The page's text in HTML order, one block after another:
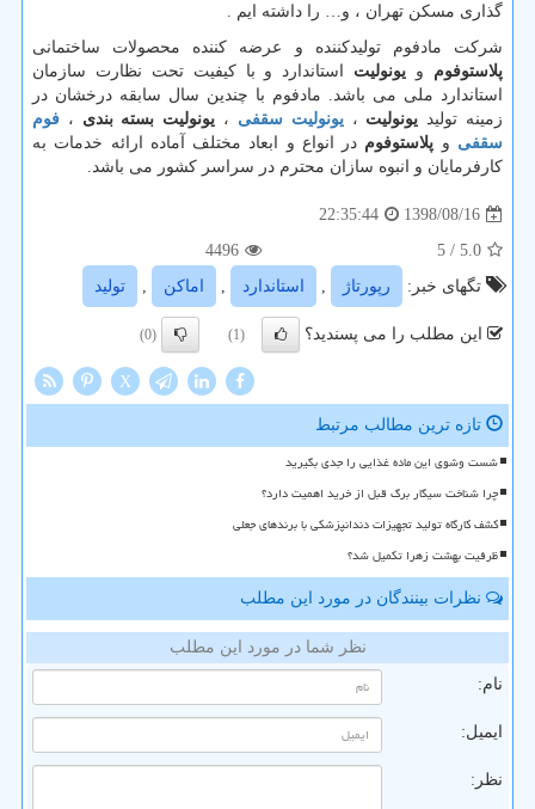
گذاری مسكن تهران ، و
را داشته ایم .
شرکت مادفوم تولیدکننده و عرضه کننده محصولات ساختمانی
پلاستوفوم و یونولیت استاندارد و با کیفیت تحت نظارت سازمان
استاندارد ملی می باشد. مادفوم با چندین سال سابقه درخشان در
زمینه تولید یونولیت ،یونولیت سقفی ، یونولیت بسته بندی ، فوم
سقفی و پلاستوفوم در انواع و ابعاد مختلف آماده ارائه خدمات به
کارفرمایان و انبوه سازان محترم در سراسر کشور می باشد.
1398/08/16
22:35:44
5.0
/ 5
4496
تگهای خبر:
رپورتاژ , استاندارد , اماكن , تولید
این مطلب را می پسندید؟ (1)
(0)
X
تازه ترین مطالب مرتبط
شست وشوی این ماده غذایی را جدی بگیرید
چرا شناخت سیگار برگ قبل از خرید اهمیت دارد؟
کشف کارگاه تولید تجهیزات دندانپزشکی با برندهای جعلی
ظرفیت بهشت زهرا تکمیل شد؟
نظرات بینندگان در مورد این مطلب
نظر شما در مورد این مطلب
نام:
ایمیل:
نظر: